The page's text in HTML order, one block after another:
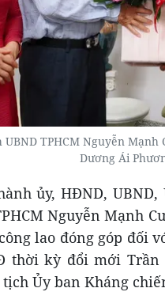
UBND TPHCM Nguyễn
Dương Ái
ủy, HĐND, UBND,
Nguyễn Mạnh
lao đóng góp đối
thời kỳ đổi mới
Ủy ban Kháng